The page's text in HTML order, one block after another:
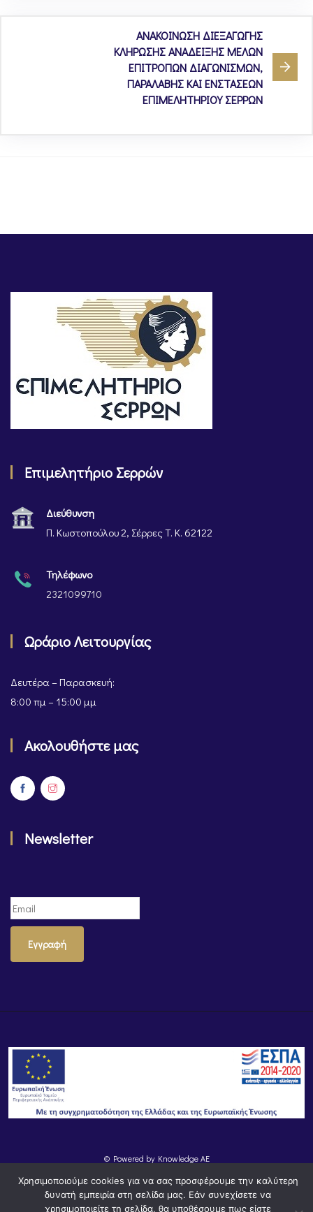
ΑΝΑΚΟΙΝΩΣΗ ΔΙΕΞΑΓΩΓΗΣ
ΚΛΗΡΩΣΗΣ ΑΝΑΔΕΙΞΗΣ ΜΕΛΩΝ
ΕΠΙΤΡΟΠΩΝ ΔΙΑΓΩΝΙΣΜΩΝ,
ΠΑΡΑΛΑΒΗΣ ΚΑΙ ΕΝΣΤΑΣΕΩΝ
ΕΠΙΜΕΛΗΤΗΡΙΟΥ ΣΕΡΡΩΝ
Επιμελητήριο Σερρών
Διεύθυνση
Π. Κωστοπούλου 2, Σέρρες Τ. Κ. 62122
Τηλέφωνο
2321099710
Ωράριο Λειτουργίας
Δευτέρα – Παρασκευή:
8:00 πμ – 15:00 μμ
Ακολουθήστε μας
Newsletter
Εγγραφή
© Powered by Knowledge AE
Χρησιμοποιούμε cookies για να σας προσφέρουμε την καλύτερη
δυνατή εμπειρία στη σελίδα μας. Εάν συνεχίσετε να
χρησιμοποιείτε τη σελίδα, θα υποθέσουμε πως είστε